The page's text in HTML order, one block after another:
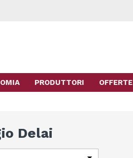
PRODUTTORI OFFERTE
Delai